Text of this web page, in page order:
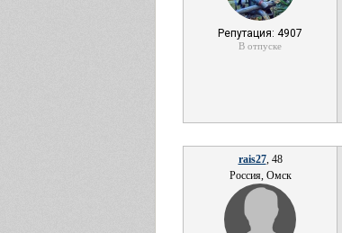
Репутация: 4907
В отпуске
rais27, 48
Россия, Омск